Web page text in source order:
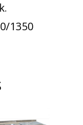
1350